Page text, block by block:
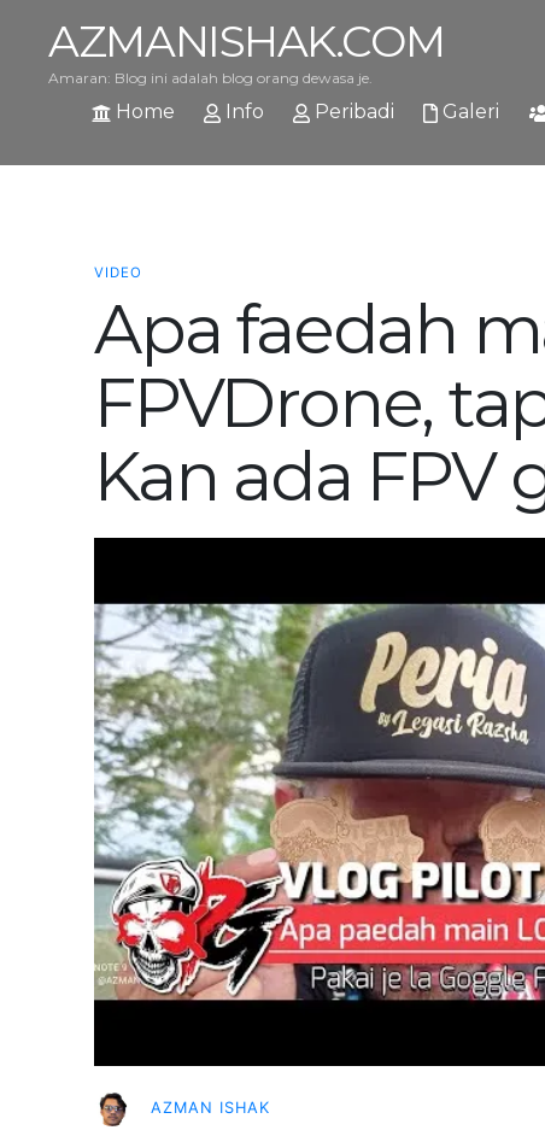
AZMANISHAK.COM
Amaran: Blog ini adalah blog orang dewasa je.
Home Info Peribadi Galeri
VIDEO
Apa faedah
FPVDrone,
Kan ada FPV
AZMAN ISHAK